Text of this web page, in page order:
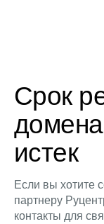
Срок
истек
Если вы хотите
партнеру
контакты для